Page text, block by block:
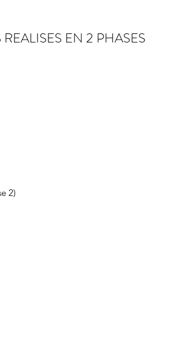
EN 2 PHASES
2)